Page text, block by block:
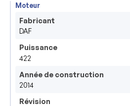
Moteur
Fabricant
DAF
Puissance
422
Année de construction
2014
Révision